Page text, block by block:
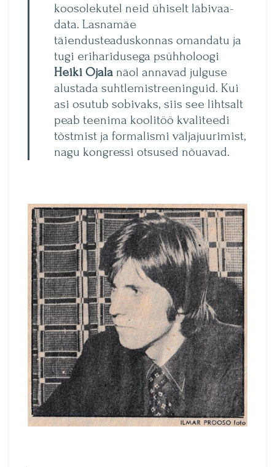
koosolekutel neid ühiselt läbivaa­
data. Lasnamäe
täiendusteaduskonnas omandatu ja
tugi eriharidusega psühholoogi
Heiki Ojala näol annavad julguse
alustada suhtlemistreeninguid. Kui
asi osutub sobivaks, siis see lihtsalt
peab teenima koolitöö kvaliteedi
tõstmist ja formalismi väljajuurimist,
na­gu kongressi otsused nõuavad.